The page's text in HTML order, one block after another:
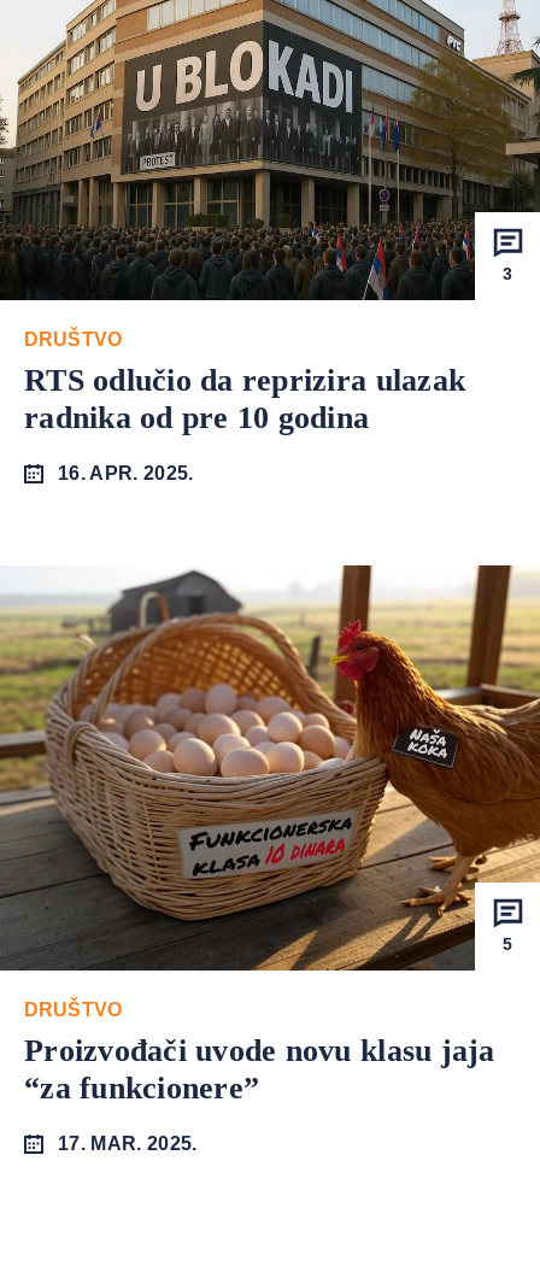
3
DRUŠTVO
RTS odlučio da reprizira ulazak
radnika od pre 10 godina
16. APR. 2025.
5
DRUŠTVO
Proizvođači uvode novu klasu jaja
“za funkcionere”
17. MAR. 2025.